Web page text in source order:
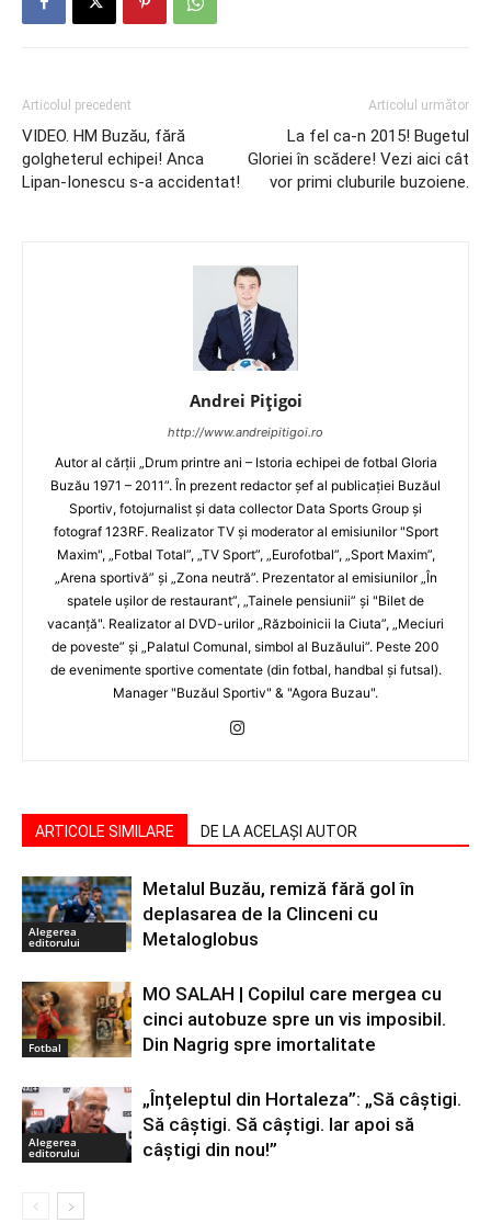
Articolul precedent
VIDEO. HM Buzău, fără
golgheterul echipei! Anca
Lipan-Ionescu s-a accidentat!
Articolul următor
La fel ca-n 2015! Bugetul
Gloriei în scădere! Vezi aici cât
vor primi cluburile buzoiene.
Andrei Pițigoi
http://www.andreipitigoi.ro
Autor al cărţii „Drum printre ani – Istoria echipei de fotbal Gloria
Buzău 1971 – 2011”. În prezent redactor şef al publicaţiei Buzăul
Sportiv, fotojurnalist şi data collector Data Sports Group şi
fotograf 123RF. Realizator TV şi moderator al emisiunilor "Sport
Maxim", „Fotbal Total”, „TV Sport”, „Eurofotbal”, „Sport Maxim”,
„Arena sportivă” şi „Zona neutră”. Prezentator al emisiunilor „În
spatele uşilor de restaurant”, „Tainele pensiunii” şi "Bilet de
vacanţă". Realizator al DVD-urilor „Războinicii la Ciuta”, „Meciuri
de poveste” şi „Palatul Comunal, simbol al Buzăului”. Peste 200
de evenimente sportive comentate (din fotbal, handbal şi futsal).
Manager "Buzăul Sportiv" & "Agora Buzau".
ARTICOLE SIMILARE DE LA ACELAȘI AUTOR
Alegerea
editorului
Metalul Buzău, remiză fără gol în
deplasarea de la Clinceni cu
Metaloglobus
Fotbal
MO SALAH | Copilul care mergea cu
cinci autobuze spre un vis imposibil.
Din Nagrig spre imortalitate
Alegerea
editorului
„Înțeleptul din Hortaleza”: „Să câștigi.
Să câștigi. Să câștigi. Iar apoi să
câștigi din nou!”